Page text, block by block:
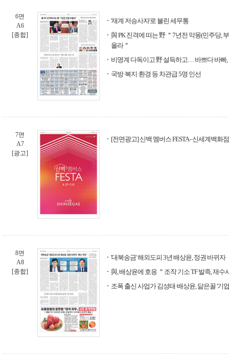
6면
A6
[종합]
'재계 저승사자'로 불린 세무통
與 PK 진격에 떠는 野 ＂7년전 악몽(민주당,
올라＂
비명계 다독이고 野 설득하고… 바쁘다 바빠,
국방·복지·환경 등 차관급 5명 인선
7면
A7
[광고]
[전면광고] 신백 멤버스 FESTA - 신세계백화점
8면
A8
[종합]
'대북송금' 해외도피 3년 배상윤, 정권 바뀌자
與, 배상윤에 호응 ＂조작 기소 TF 발족, 재수
조폭 출신 사업가 김성태·배상윤, 닮은꼴 '기